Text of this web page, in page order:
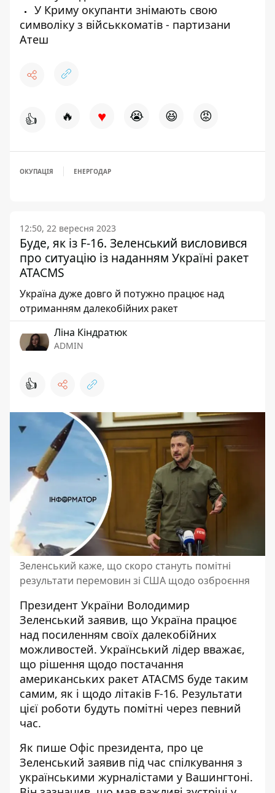
У Криму окупанти знімають свою
символіку з військкоматів - партизани
Атеш
👍 🔥 ♥ 😭 😆 😡
ОКУПАЦІЯ ЕНЕРГОДАР
12:50, 22 вересня 2023
Буде, як із F-16. Зеленський висловився
про ситуацію із наданням Україні ракет
ATACMS
Україна дуже довго й потужно працює над
отриманням далекобійних ракет
Ліна Кіндратюк
ADMIN
👍
Зеленський каже, що скоро стануть помітні
результати перемовин зі США щодо озброєння
Президент України Володимир
Зеленський заявив, що Україна працює
над посиленням своїх далекобійних
можливостей. Український лідер вважає,
що рішення щодо постачання
американських ракет ATACMS буде таким
самим, як і щодо літаків F-16. Результати
цієї роботи будуть помітні через певний
час.
Як пише Офіс президента, про це
Зеленський заявив під час спілкування з
українськими журналістами у Вашингтоні.